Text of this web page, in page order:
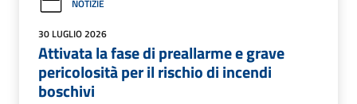
NOTIZIE
30 LUGLIO 2026
Attivata la fase di preallarme e grave
pericolosità per il rischio di incendi
boschivi